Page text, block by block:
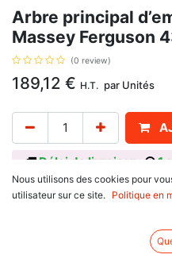
Arbre principal
Massey Ferguson
(0 review)
189,12 € H.T. par Unités
Délai de livraison : 1
Pour Massey Ferguson : 148 FR,
HV, 4355, HV. Longueur 340 mm
1,968/2,382", avec 18/22
Nous utilisons des cookies pour
utilisateur sur ce site.
Politique en